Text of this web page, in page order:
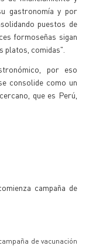
gastronomía y por
puestos de
formoseñas sigan
platos, comidas".
por eso
consolide como un
que es Perú,
campaña de
de vacunación